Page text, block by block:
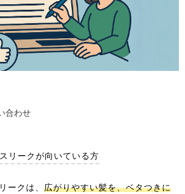
合わせ
リークが向いている方
ークは、 広がりやすい髪を、ベタつきに